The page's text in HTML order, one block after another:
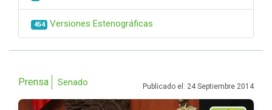
454 Versiones Estenográficas
Prensa Senado Publicado el: 24 Septiembre 2014